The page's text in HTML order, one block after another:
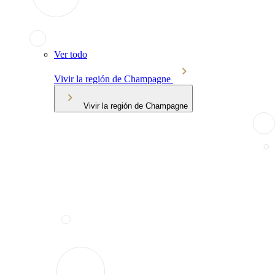
Ver todo
Vivir la región de Champagne
Vivir la región de Champagne